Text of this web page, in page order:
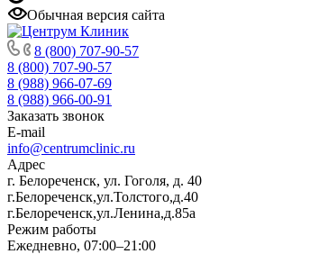
Обычная версия сайта
8 (800) 707-90-57
8 (800) 707-90-57
8 (988) 966-07-69
8 (988) 966-00-91
Заказать звонок
E-mail
info@centrumclinic.ru
Адрес
г. Белореченск, ул. Гоголя, д. 40
г.Белореченск,ул.Толстого,д.40
г.Белореченск,ул.Ленина,д.85а
Режим работы
Ежедневно, 07:00–21:00